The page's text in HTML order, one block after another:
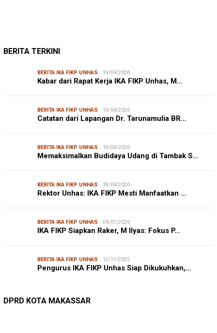
BERITA TERKINI
BERITA IKA FIKP UNHAS 19/04/2026
Kabar dari Rapat Kerja IKA FIKP Unhas, M…
BERITA IKA FIKP UNHAS 19/04/2026
Catatan dari Lapangan Dr. Tarunamulia BR…
BERITA IKA FIKP UNHAS 19/04/2026
Memaksimalkan Budidaya Udang di Tambak S…
BERITA IKA FIKP UNHAS 18/04/2026
Rektor Unhas: IKA FIKP Mesti Manfaatkan …
BERITA IKA FIKP UNHAS 04/01/2026
IKA FIKP Siapkan Raker, M Ilyas: Fokus P…
BERITA IKA FIKP UNHAS 12/11/2025
Pengurus IKA FIKP Unhas Siap Dikukuhkan,…
DPRD KOTA MAKASSAR
Kepuasan Publik Tinggi, Andi Makmur Nila…